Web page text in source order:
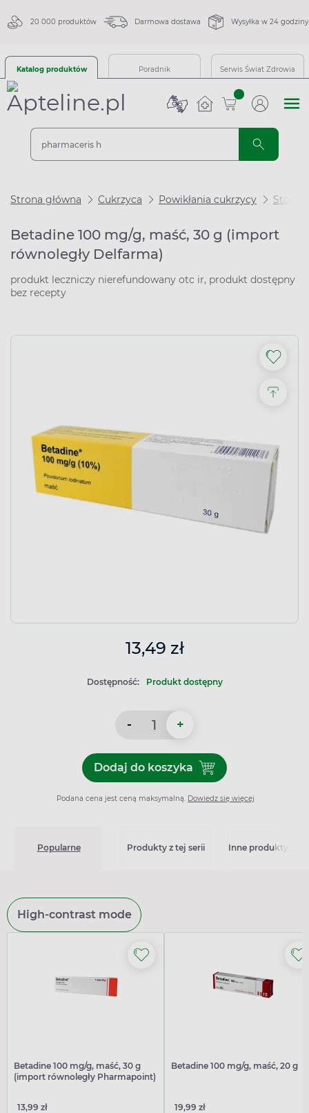
20 000 produktów Darmowa dostawa Wysyłka w 24 godziny
Katalog produktów Poradnik Serwis Świat Zdrowia
sztuk
Strona główna Cukrzyca Powikłania cukrzycy Stopa
Betadine 100 mg/g, maść, 30 g (import
równoległy Delfarma)
produkt leczniczy nierefundowany otc ir, produkt dostępny
bez recepty
13,49 zł
Dostępność: Produkt dostępny
- +
Dodaj do koszykaDodaj do koszyka
Podana cena jest ceną maksymalną. Dowiedz się więcej
Popularne Produkty z tej serii Inne produkty z
High-contrast mode
Betadine 100 mg/g, maść, 30 g
(import równoległy Pharmapoint)
13,99 zł
Betadine 100 mg/g, maść, 20 g
19,99 zł